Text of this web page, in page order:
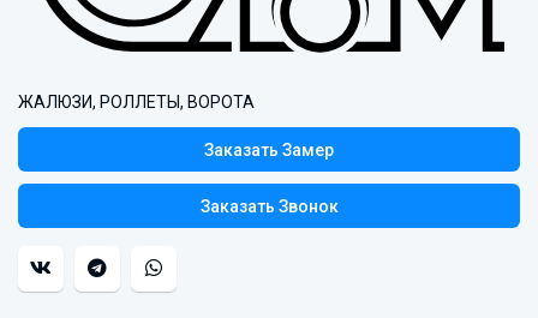
ЖАЛЮЗИ, РОЛЛЕТЫ, ВОРОТА
Заказать Замер
Заказать Звонок